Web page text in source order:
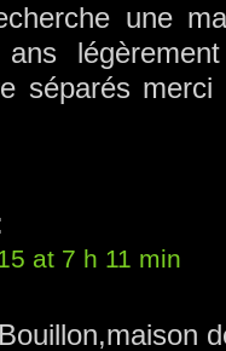
une
séparés
at 7 h 11 min